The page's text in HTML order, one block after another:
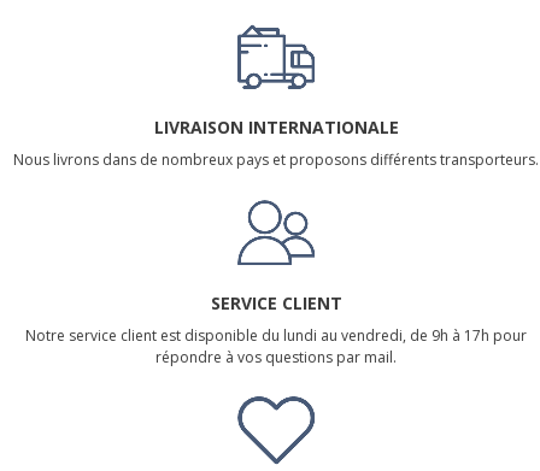
LIVRAISON INTERNATIONALE
Nous livrons dans de nombreux pays et proposons différents transporteurs.
SERVICE CLIENT
Notre service client est disponible du lundi au vendredi, de 9h à 17h pour
répondre à vos questions par mail.